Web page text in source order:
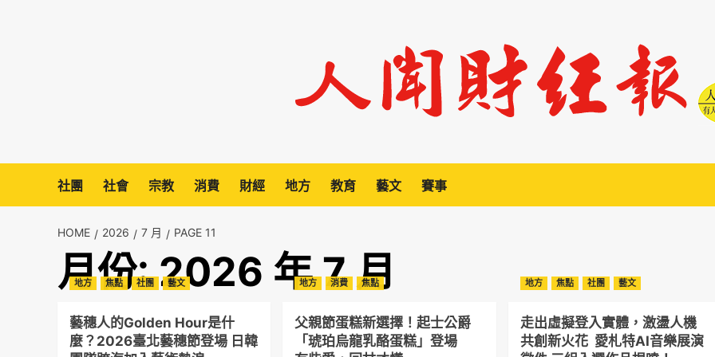
社團 社會 宗教 消費 財經 地方 教育 藝文 賽事
HOME 2026 7 月 PAGE 11
月份:2026 年 7 月
地方 焦點 社團 藝文
藝穗人的Golden Hour是什
麼？2026臺北藝穗節登場 日韓
地方 消費 焦點
父親節蛋糕新選擇！起士公爵
「琥珀烏龍乳酪蛋糕」登場
地方 焦點 社團 藝文
走出虛擬登入實體，激盪人機
共創新火花 愛札特AI音樂展演